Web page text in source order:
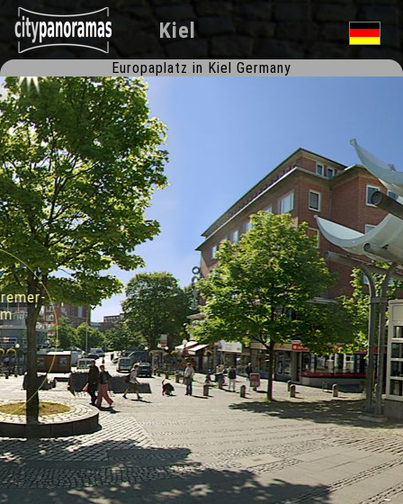
Kiel
Europaplatz in Kiel Germany